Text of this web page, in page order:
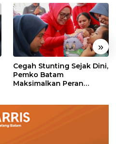
»
Cegah Stunting Sejak Dini,
Pemko Batam
Maksimalkan Peran